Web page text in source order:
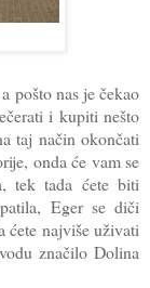
pošto nas je čekao
i kupiti nešto
taj način okončati
onda će vam se
tek tada ćete biti
Eger se diči
ćete najviše uživati
značilo Dolina